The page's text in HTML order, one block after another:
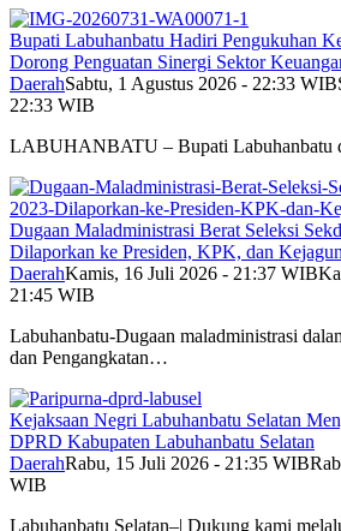
Bupati Labuhanbatu Hadiri Pengukuhan
Dorong Penguatan Sinergi Sektor
DaerahSabtu, 1 Agustus 2026 - 22:33 WIB
22:33 WIB
LABUHANBATU – Bupati Labuhanbatu
Dugaan Maladministrasi Berat Seleksi
Dilaporkan ke Presiden, KPK, dan
DaerahKamis, 16 Juli 2026 - 21:37 WIB
21:45 WIB
Labuhanbatu-Dugaan maladministrasi
dan Pengangkatan…
Kejaksaan Negri Labuhanbatu Selatan
DPRD Kabupaten Labuhanbatu Selatan
DaerahRabu, 15 Juli 2026 - 21:35 WIB
WIB
Labuhanbatu Selatan–| Dukung kami